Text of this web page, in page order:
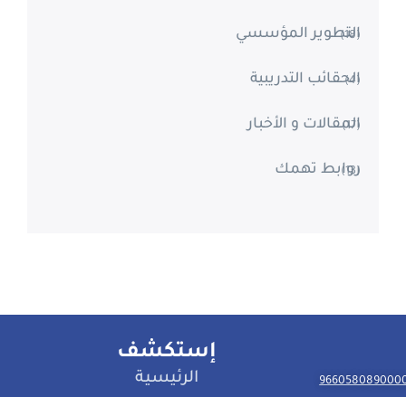
التطوير المؤسسي(18)
الحقائب التدريبية(4)
المقالات و الأخبار(17)
روابط تهمك(13)
إستكشف
الرئيسية